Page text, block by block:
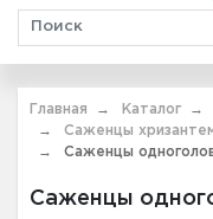
Главная Каталог
Саженцы
Саженцы
Саженцы